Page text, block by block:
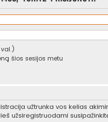
šios sesijos metu
užtrunka vos kelias
užsiregistruodami